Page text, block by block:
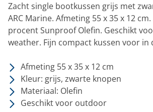
Zacht single bootkussen grijs met
ARC Marine. Afmeting 55 x 35 x 12
procent Sunproof Olefin. Geschikt
weather. Fijn compact kussen voor in
Afmeting 55 x 35 x 12 cm
Kleur: grijs, zwarte knopen
Materiaal: Olefin
Geschikt voor outdoor